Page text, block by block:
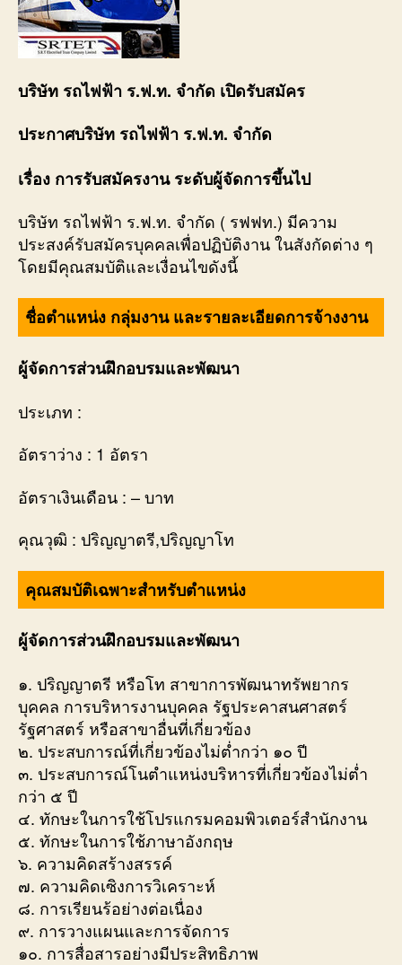
บริษัท รถไฟฟ้า ร.ฟ.ท. จำกัด เปิดรับสมัคร
ประกาศบริษัท รถไฟฟ้า ร.ฟ.ท. จำกัด
เรื่อง การรับสมัครงาน ระดับผู้จัดการขึ้นไป
บริษัท รถไฟฟ้า ร.ฟ.ท. จำกัด ( รฟฟท.) มีความ
ประสงค์รับสมัครบุคคลเพื่อปฏิบัติงาน ในสังกัดต่าง ๆ
โดยมีคุณสมบัติและเงื่อนไขดังนี้
ชื่อตำแหน่ง กลุ่มงาน และรายละเอียดการจ้างงาน
ผู้จัดการส่วนฝึกอบรมและพัฒนา
ประเภท :
อัตราว่าง : 1 อัตรา
อัตราเงินเดือน : – บาท
คุณวุฒิ : ปริญญาตรี,ปริญญาโท
คุณสมบัติเฉพาะสำหรับตำแหน่ง
ผู้จัดการส่วนฝึกอบรมและพัฒนา
๑. ปริญญาตรี หรือโท สาขาการพัฒนาทรัพยากร
บุคคล การบริหารงานบุคคล รัฐประคาสนศาสตร์
รัฐศาสตร์ หรือสาขาอื่นที่เกี่ยวข้อง
๒. ประสบการณ์ที่เกี่ยวข้องไม่ตํ่ากว่า ๑๐ ปี
๓. ประสบการณ์โนตำแหน่งบริหารที่เกี่ยวข้องไม่ตํ่า
กว่า ๕ ปี
๔. ทักษะในการใช้โปรแกรมคอมพิวเตอร์สำนักงาน
๕. ทักษะในการใช้ภาษาอังกฤษ
๖. ความคิดสร้างสรรค์
๗. ความคิดเซิงการวิเคราะห์
๘. การเรียนร้อย่างต่อเนื่อง
๙. การวางแผนและการจัดการ
๑๐. การสื่อสารอย่างมีประสิทธิภาพ